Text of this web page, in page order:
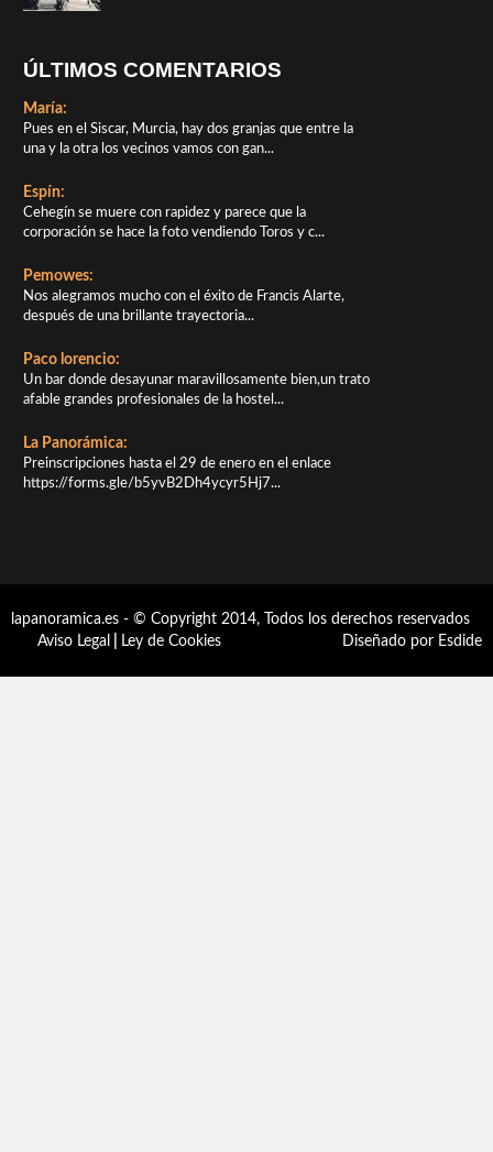
ÚLTIMOS COMENTARIOS
María:
Pues en el Siscar, Murcia, hay dos granjas que entre la
una y la otra los vecinos vamos con gan...
Espín:
Cehegín se muere con rapidez y parece que la
corporación se hace la foto vendiendo Toros y c...
Pemowes:
Nos alegramos mucho con el éxito de Francis Alarte,
después de una brillante trayectoria...
Paco lorencio:
Un bar donde desayunar maravillosamente bien,un trato
afable grandes profesionales de la hostel...
La Panorámica:
Preinscripciones hasta el 29 de enero en el enlace
https://forms.gle/b5yvB2Dh4ycyr5Hj7...
lapanoramica.es - © Copyright 2014, Todos los derechos reservados
Aviso Legal
Ley de Cookies Diseñado por Esdide